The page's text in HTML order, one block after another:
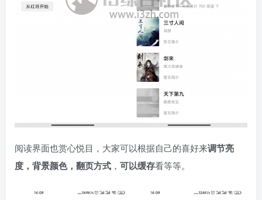
阅读界面也赏心悦目，大家可以根据自己的喜好来调节亮
度，背景颜色，翻页方式 ， 可以缓存看等等。